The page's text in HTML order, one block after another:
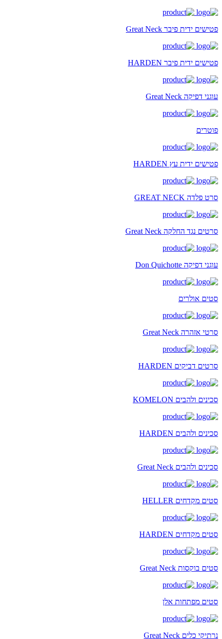
פטישים ידית פיבר Great Neck
פטישים ידית פיבר HARDEN
עוגני דפיקה Great Neck
פוטרים
פטישים ידית עץ HARDEN
סרט פלדה GREAT NECK
סרטים נגד החלקה Great Neck
עוגני דפיקה Don Quichotte
סטים אולרים
סרטי אזהרה Great Neck
סרטים דביקים HARDEN
סכינים ולהבים KOMELON
סכינים ולהבים HARDEN
סכינים ולהבים Great Neck
סטים מקדחים HELLER
סטים מקדחים HARDEN
סטים בוקסות Great Neck
סטים מפתחות אלן
נרתיקי כלים Great Neck